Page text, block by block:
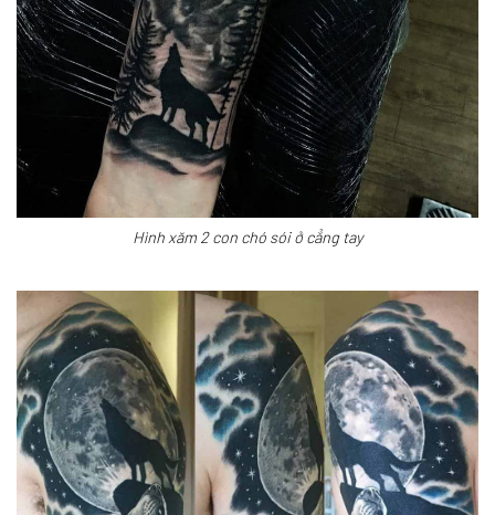
Hình xăm 2 con chó sói ở cẳng tay